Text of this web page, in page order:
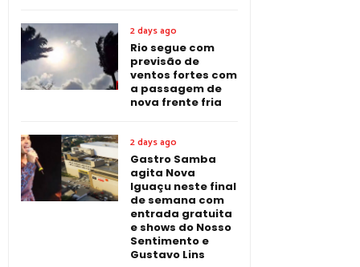
2 days ago
Rio segue com
previsão de
ventos fortes com
a passagem de
nova frente fria
2 days ago
Gastro Samba
agita Nova
Iguaçu neste final
de semana com
entrada gratuita
e shows do Nosso
Sentimento e
Gustavo Lins